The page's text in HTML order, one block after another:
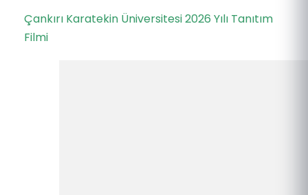
Çankırı Karatekin Üniversitesi 2026 Yılı Tanıtım
Filmi